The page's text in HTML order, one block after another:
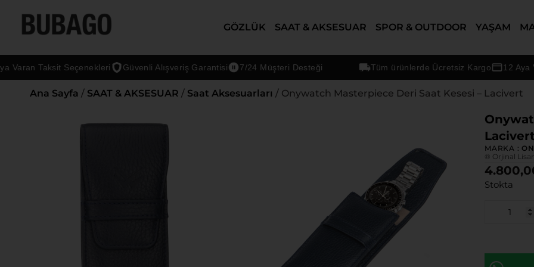
GÖZLÜK SAAT & AKSESUAR SPOR & OUTDOOR YAŞAM
Taksit Seçenekleri Güvenli Alışveriş Garantisi 7/24 Müşteri Desteği Tüm ürünlerde Ücretsiz Kargo 12 Aya
Ana Sayfa / SAAT & AKSESUAR / Saat Aksesuarları / Onywatch Masterpiece Deri Saat Kesesi – Lacivert
Lacivert
MARKA :
® Orjinal
Stokta